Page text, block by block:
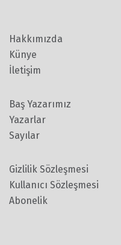
Hakkımızda
Künye
İletişim
Baş Yazarımız
Yazarlar
Sayılar
Gizlilik Sözleşmesi
Kullanıcı Sözleşmesi
Abonelik